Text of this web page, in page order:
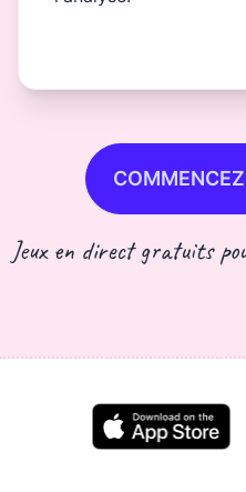
Jeux en direct gratuits